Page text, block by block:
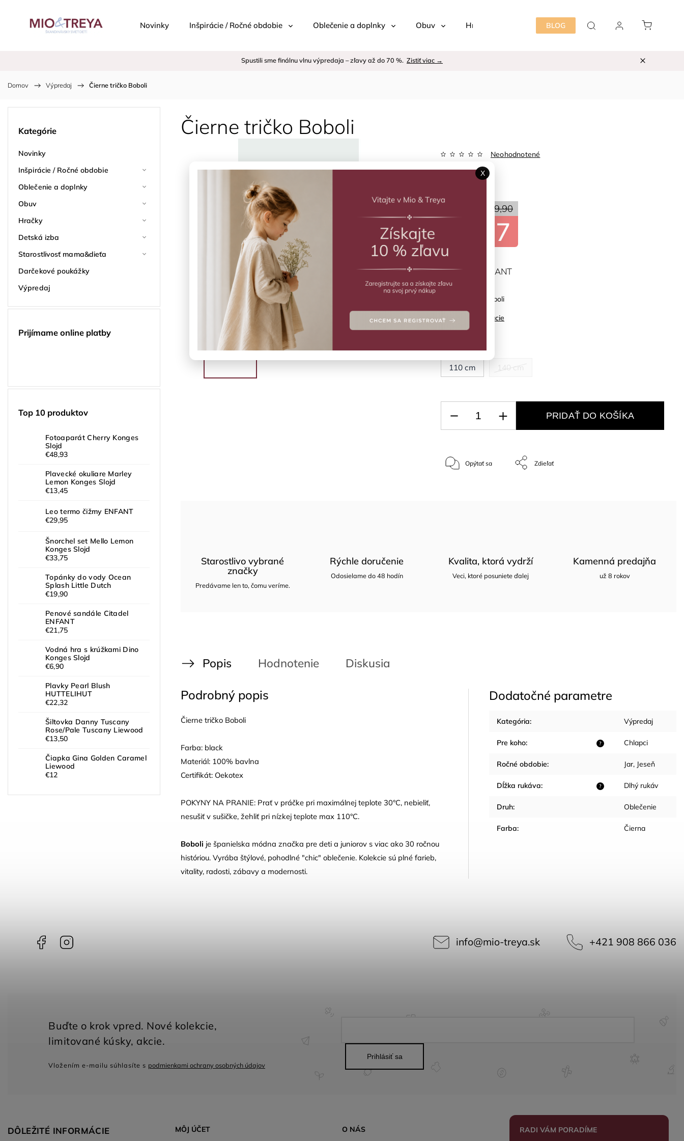
BLOG
Novinky Inšpirácie / Ročné obdobie Oblečenie a doplnky Obuv Hračky Detská izba Starostlivosť
Spustili sme finálnu vlnu výpredaja – zľavy až do 70 %. Zistiť viac →
Domov / Výpredaj / Čierne tričko Boboli
Kategórie
Novinky
Inšpirácie / Ročné obdobie
Oblečenie a doplnky
Obuv
Hračky
Detská izba
Starostlivosť mama&dieťa
Darčekové poukážky
Výpredaj
Prijímame online platby
Top 10 produktov
Fotoaparát Cherry Konges
Slojd
€48,93
Plavecké okuliare Marley
Lemon Konges Slojd
€13,45
Leo termo čižmy ENFANT
€29,95
Šnorchel set Mello Lemon
Konges Slojd
€33,75
Topánky do vody Ocean
Splash Little Dutch
€19,90
Penové sandále Citadel
ENFANT
€21,75
Vodná hra s krúžkami Dino
Konges Slojd
€6,90
Plavky Pearl Blush
HUTTELIHUT
€22,32
Šiltovka Danny Tuscany
Rose/Pale Tuscany Liewood
€13,50
Čiapka Gina Golden Caramel
Liewood
€12
Čierne tričko Boboli
Neohodnotené
€19,90
€5,97
Kód: Zvoľte variant
Čierne tričko Boboli
Detailné informácie
Veľkosť
110 cm
ZVOĽTE VARIANT
PRIDAŤ DO KOŠÍKA
Opýtať sa Zdieľať
Starostlivo vybrané
značky
Predávame len to, čomu veríme.
Rýchle doručenie
Odosielame do 48 hodín
Kvalita, ktorá vydrží
Veci, ktoré posuniete ďalej
Kamenná predajňa
už 8 rokov
Popis Hodnotenie Diskusia
Podrobný popis
Čierne tričko Boboli
Farba: black
Materiál: 100% bavlna
Certifikát: Oekotex
POKYNY NA PRANIE: Prať v práčke pri maximálnej teplote 30°C, nebieliť,
nesušiť v sušičke, žehliť pri nízkej teplote max 110°C.
Boboli je španielska módna značka pre deti a juniorov s viac ako 30 ročnou
históriou. Vyrába štýlové, pohodlné "chic" oblečenie. Kolekcie sú plné farieb,
vitality, radosti, zábavy a modernosti.
Dodatočné parametre
Kategória: Výpredaj
?
Pre koho: Chlapci
Ročné obdobie: Jar, Jeseň
?
Dĺžka rukáva: Dlhý rukáv
Druh: Oblečenie
Farba: Čierna
Facebook info@mio-treya.sk +421 908 866 036
DÔLEŽITÉ INFORMÁCIE MÔJ ÚČET
Vložením e-mailu súhlasíte s podmienkami ochrany osobných údajov
Prihlásiť sa
O NÁS RADI VÁM PORADÍME
X